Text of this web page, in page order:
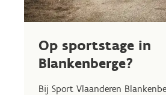
Op sportstage in
Blankenberge?
Bij Sport Vlaanderen